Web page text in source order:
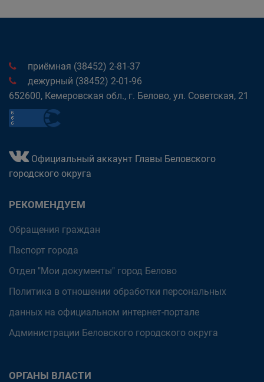
приёмная (38452) 2-81-37
дежурный (38452) 2-01-96
652600, Кемеровская обл., г. Белово, ул. Советская, 21
Официальный аккаунт Главы Беловского
городского округа
РЕКОМЕНДУЕМ
Обращения граждан
Паспорт города
Отдел "Мои документы" город Белово
Политика в отношении обработки персональных
данных на официальном интернет-портале
Администрации Беловского городского округа
ОРГАНЫ ВЛАСТИ